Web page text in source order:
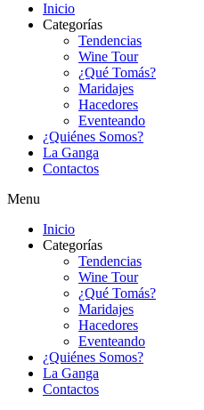
Inicio
Categorías
Tendencias
Wine Tour
¿Qué Tomás?
Maridajes
Hacedores
Eventeando
¿Quiénes Somos?
La Ganga
Contactos
Menu
Inicio
Categorías
Tendencias
Wine Tour
¿Qué Tomás?
Maridajes
Hacedores
Eventeando
¿Quiénes Somos?
La Ganga
Contactos